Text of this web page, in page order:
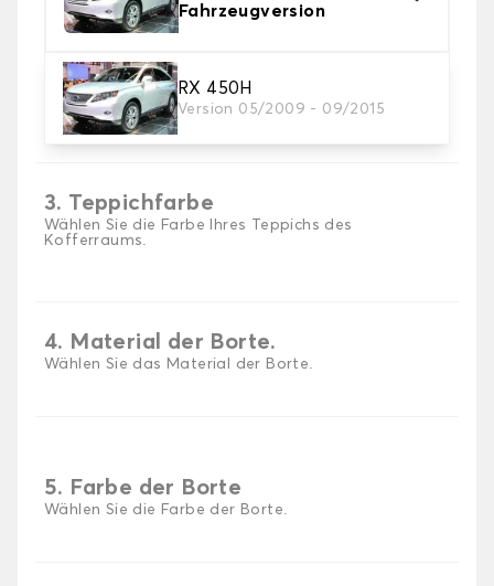
Fahrzeugversion
RX 450H
Version 05/2009 - 09/2015
2. Material
Wählen Sie das Material Ihrer Kofferraummatte
3. Teppichfarbe
Wählen Sie die Farbe Ihres Teppichs des
Kofferraums.
4. Material der Borte.
Wählen Sie das Material der Borte.
5. Farbe der Borte
Wählen Sie die Farbe der Borte.